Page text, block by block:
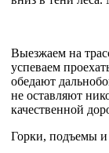
Выезжаем на
успеваем
обедают
не оставляют
качественной
Горки, подъемы